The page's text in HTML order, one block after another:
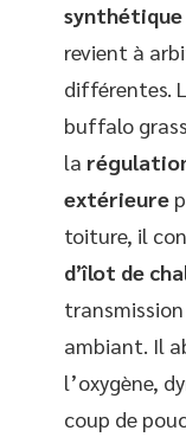
synthétique
revient à
différentes.
buffalo
la
extérieure
toiture, il
d’îlot de
ambiant. Il
l’oxygène,
coup de